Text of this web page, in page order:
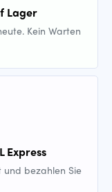
Lager
Kein Warten
Express
und bezahlen Sie